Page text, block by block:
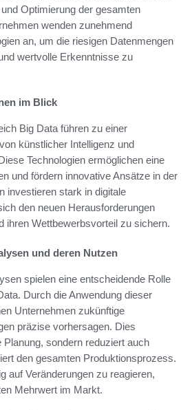
Optimierung der gesamten
wenden zunehmend
an, um die riesigen Datenmengen
wertvolle Erkenntnisse zu
im Blick
Big Data führen zu einer
künstlicher Intelligenz und
Technologien ermöglichen eine
und fördern innovative Ansätze in der
investieren stark in digitale
den neuen Herausforderungen
ihren Wettbewerbsvorteil zu sichern.
und deren Nutzen
spielen eine entscheidende Rolle
Durch die Anwendung dieser
Unternehmen zukünftige
präzise vorhersagen. Dies
sondern reduziert auch
den gesamten Produktionsprozess.
auf Veränderungen zu reagieren,
Mehrwert im Markt.